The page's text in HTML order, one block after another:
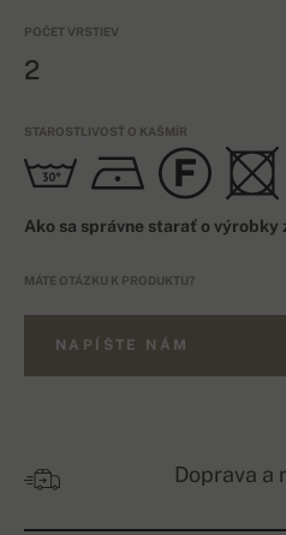
POČET VRSTIEV
2
STAROSTLIVOSŤ O KAŠMÍR
Ako sa správne starať o výrobky
MÁTE OTÁZKU K PRODUKTU?
NAPÍŠTE NÁM
Doprava a